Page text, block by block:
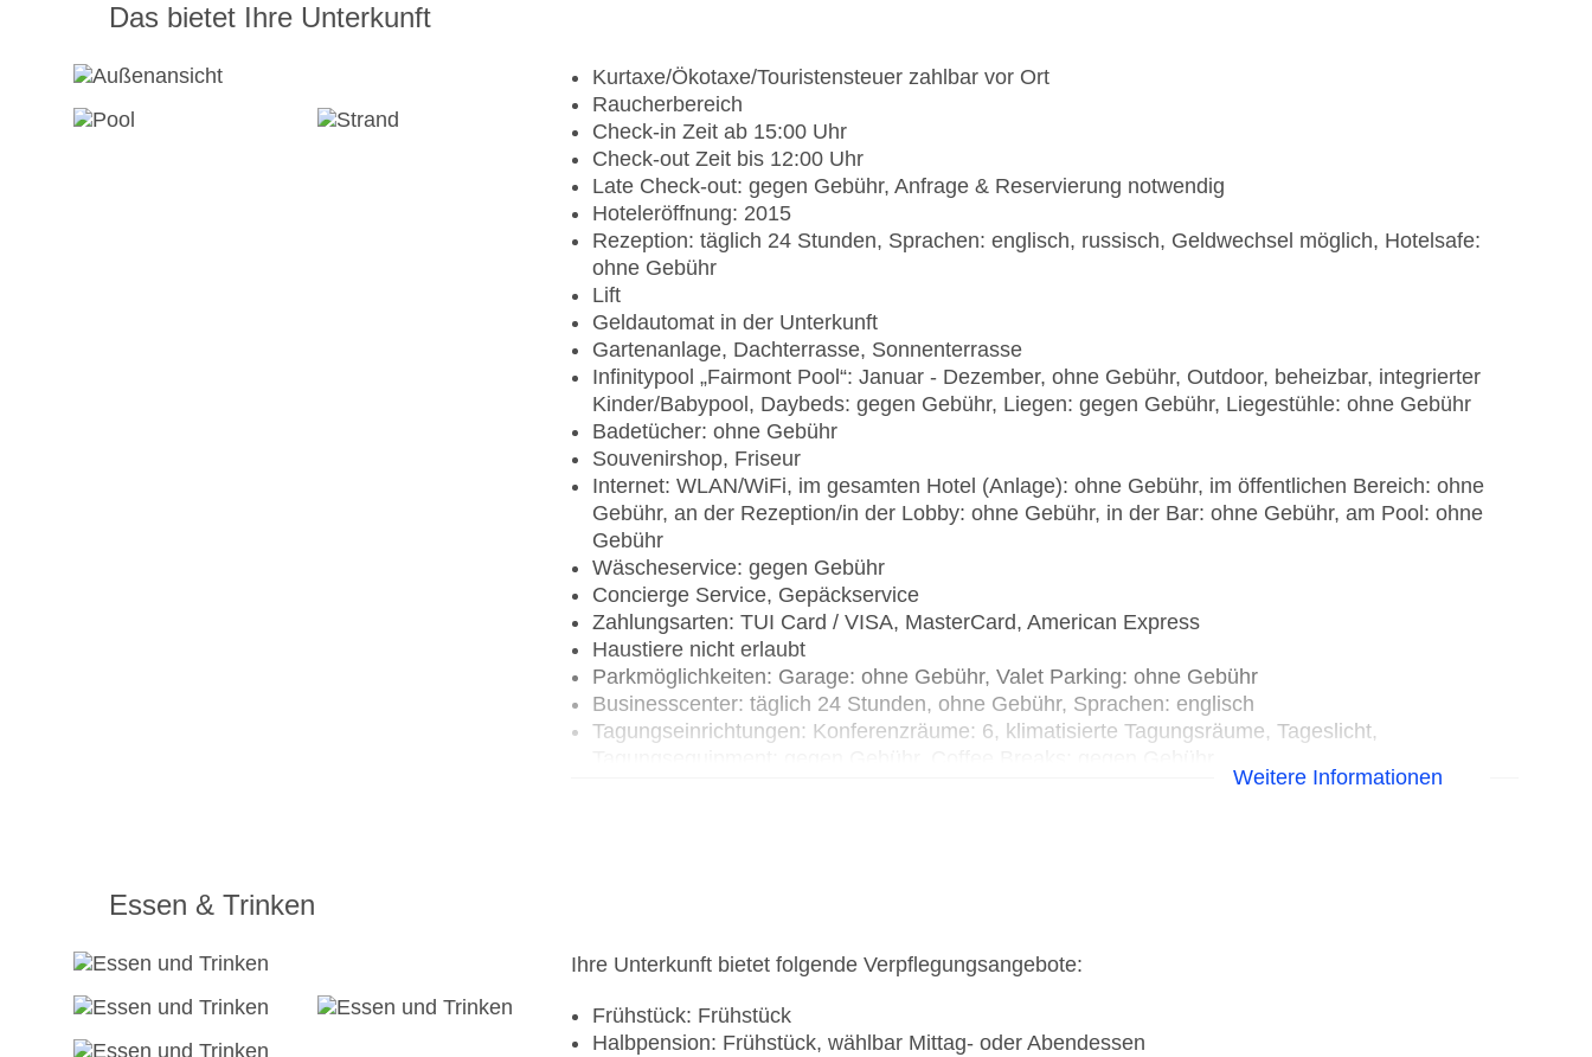
Das bietet Ihre Unterkunft
Kurtaxe/Ökotaxe/Touristensteuer zahlbar vor Ort
Raucherbereich
Check-in Zeit ab 15:00 Uhr
Check-out Zeit bis 12:00 Uhr
Late Check-out: gegen Gebühr, Anfrage & Reservierung notwendig
Hoteleröffnung: 2015
Rezeption: täglich 24 Stunden, Sprachen: englisch, russisch, Geldwechsel möglich, Hotelsafe:
ohne Gebühr
Lift
Geldautomat in der Unterkunft
Gartenanlage, Dachterrasse, Sonnenterrasse
Infinitypool „Fairmont Pool“: Januar - Dezember, ohne Gebühr, Outdoor, beheizbar, integrierter
Kinder/Babypool, Daybeds: gegen Gebühr, Liegen: gegen Gebühr, Liegestühle: ohne Gebühr
Badetücher: ohne Gebühr
Souvenirshop, Friseur
Internet: WLAN/WiFi, im gesamten Hotel (Anlage): ohne Gebühr, im öffentlichen Bereich: ohne
Gebühr, an der Rezeption/in der Lobby: ohne Gebühr, in der Bar: ohne Gebühr, am Pool: ohne
Gebühr
Wäscheservice: gegen Gebühr
Concierge Service, Gepäckservice
Zahlungsarten: TUI Card / VISA, MasterCard, American Express
Haustiere nicht erlaubt
Parkmöglichkeiten: Garage: ohne Gebühr, Valet Parking: ohne Gebühr
Businesscenter: täglich 24 Stunden, ohne Gebühr, Sprachen: englisch
Tagungseinrichtungen: Konferenzräume: 6, klimatisierte Tagungsräume, Tageslicht,
Weitere Informationen
Essen & Trinken
Ihre Unterkunft bietet folgende Verpflegungsangebote:
Frühstück: Frühstück
Halbpension: Frühstück, wählbar Mittag- oder Abendessen